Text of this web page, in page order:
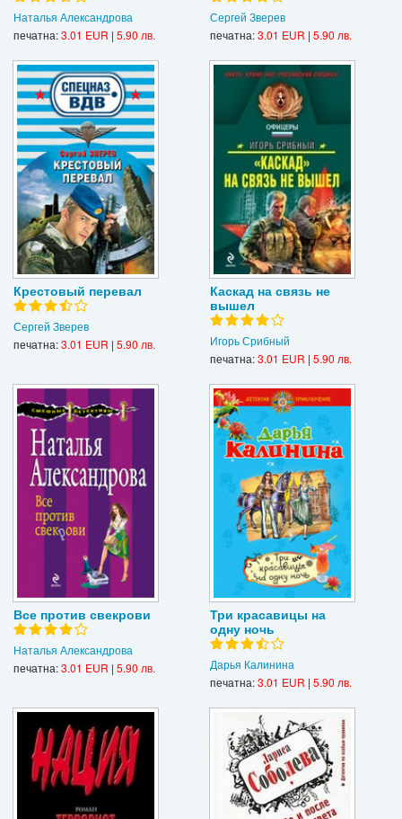
Наталья Александрова
печатна:3.01 EUR | 5.90 лв.
Сергей Зверев
печатна:3.01 EUR | 5.90 лв.
Крестовый перевал
Сергей Зверев
печатна:3.01 EUR | 5.90 лв.
Каскад на связь не
вышел
Игорь Срибный
печатна:3.01 EUR | 5.90 лв.
Все против свекрови
Наталья Александрова
печатна:3.01 EUR | 5.90 лв.
Три красавицы на
одну ночь
Дарья Калинина
печатна:3.01 EUR | 5.90 лв.